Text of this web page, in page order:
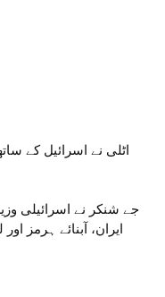
اٹلی نے اسرائیل کے
جے شنکر نے اسرائیلی
ایران، آبنائے ہرمز